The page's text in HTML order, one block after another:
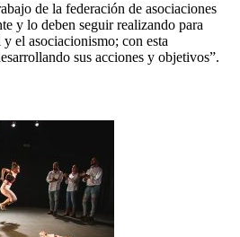
de la federación de asociaciones
y lo deben seguir realizando para
el asociacionismo; con esta
sus acciones y objetivos”.